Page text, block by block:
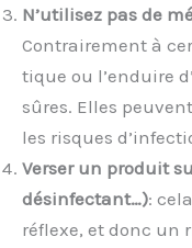
N’utilisez pas de
Contrairement à
tique ou l’enduire
sûres. Elles
les risques
Verser un produit
désinfectant…):
réflexe, et donc un